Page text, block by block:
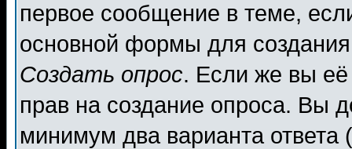
первое сообщение в теме,
основной формы для
Создать опрос. Если же вы её
прав на создание опроса. Вы
минимум два варианта ответа